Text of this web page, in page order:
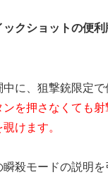
ックショットの便利
に、狙撃銃限定
ンを押さなくても
けます。
殺モードの説明を